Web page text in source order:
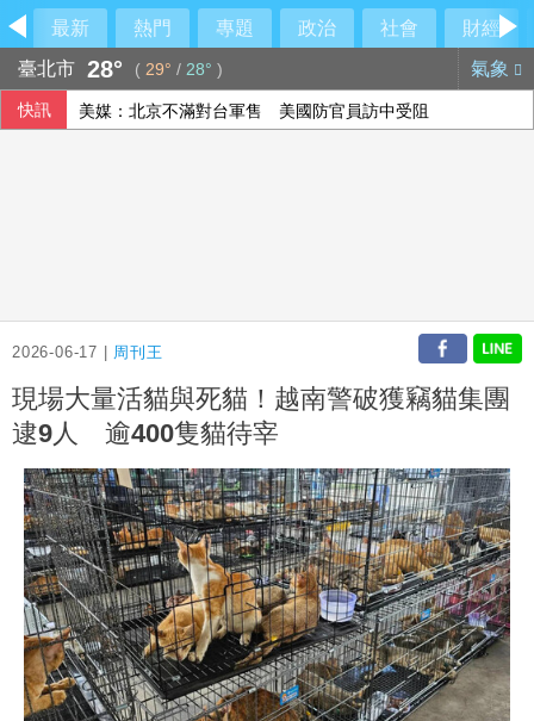
最新 熱門 專題 政治 社會
財經
臺北市 28° ( 29° / 28° ) 氣象
快訊 美媒：北京不滿對台軍售 美國防官員訪中受阻
2026-06-17 | 周刊王
現場大量活貓與死貓！越南警破獲竊貓集團
逮9人 逾400隻貓待宰